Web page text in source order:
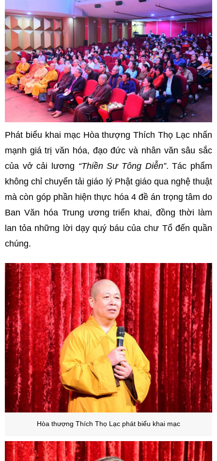
Phát biểu khai mạc Hòa thượng Thích Thọ Lạc nhấn
mạnh giá trị văn hóa, đạo đức và nhân văn sâu sắc
của vở cải lương “Thiền Sư Tông Diễn”. Tác phẩm
không chỉ chuyển tải giáo lý Phật giáo qua nghệ thuật
mà còn góp phần hiện thực hóa 4 đề án trọng tâm do
Ban Văn hóa Trung ương triển khai, đồng thời làm
lan tỏa những lời dạy quý báu của chư Tổ đến quần
chúng.
Hòa thượng Thích Thọ Lạc phát biểu khai mạc